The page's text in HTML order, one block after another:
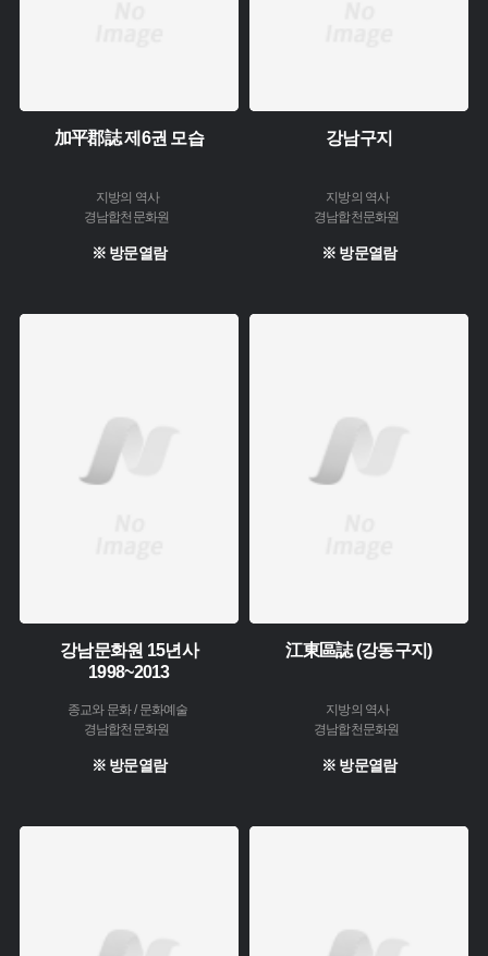
加平郡誌 제6권 모습
지방의 역사
경남합천문화원
※ 방문열람
강남구지
지방의 역사
경남합천문화원
※ 방문열람
강남문화원 15년사
1998~2013
종교와 문화 / 문화예술
경남합천문화원
※ 방문열람
江東區誌 (강동구지)
지방의 역사
경남합천문화원
※ 방문열람